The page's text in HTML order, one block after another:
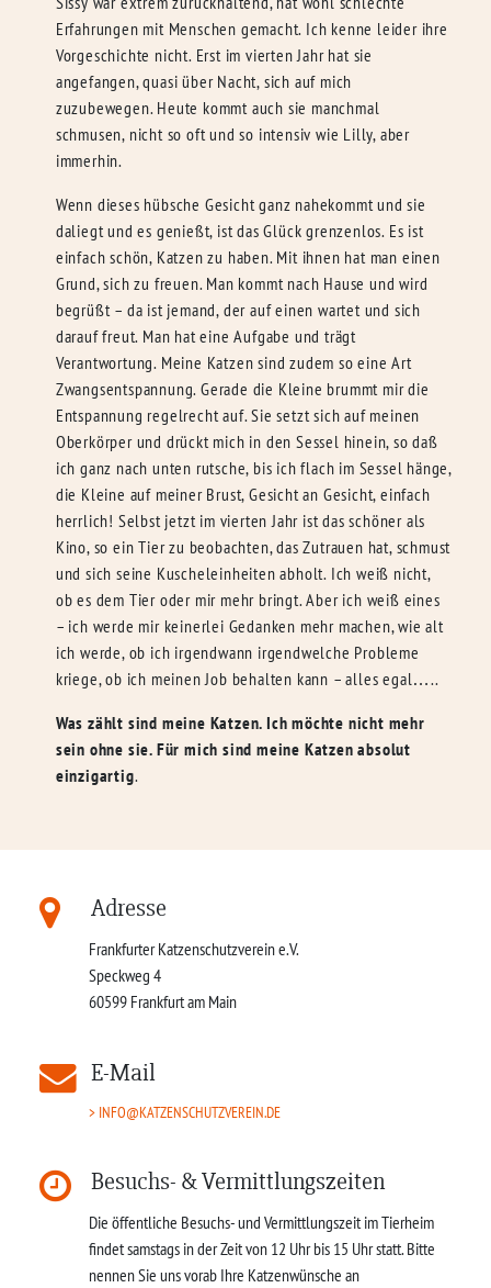
Erfahrungen mit Menschen gemacht. Ich kenne leider ihre
Vorgeschichte nicht. Erst im vierten Jahr hat sie
angefangen, quasi über Nacht, sich auf mich
zuzubewegen. Heute kommt auch sie manchmal
schmusen, nicht so oft und so intensiv wie Lilly, aber
immerhin.
Wenn dieses hübsche Gesicht ganz nahekommt und sie
daliegt und es genießt, ist das Glück grenzenlos. Es ist
einfach schön, Katzen zu haben. Mit ihnen hat man einen
Grund, sich zu freuen. Man kommt nach Hause und wird
begrüßt – da ist jemand, der auf einen wartet und sich
darauf freut. Man hat eine Aufgabe und trägt
Verantwortung. Meine Katzen sind zudem so eine Art
Zwangsentspannung. Gerade die Kleine brummt mir die
Entspannung regelrecht auf. Sie setzt sich auf meinen
Oberkörper und drückt mich in den Sessel hinein, so daß
ich ganz nach unten rutsche, bis ich flach im Sessel hänge,
die Kleine auf meiner Brust, Gesicht an Gesicht, einfach
herrlich! Selbst jetzt im vierten Jahr ist das schöner als
Kino, so ein Tier zu beobachten, das Zutrauen hat, schmust
und sich seine Kuscheleinheiten abholt. Ich weiß nicht,
ob es dem Tier oder mir mehr bringt. Aber ich weiß eines
– ich werde mir keinerlei Gedanken mehr machen, wie alt
ich werde, ob ich irgendwann irgendwelche Probleme
kriege, ob ich meinen Job behalten kann – alles egal…..
Was zählt sind meine Katzen. Ich möchte nicht mehr
sein ohne sie. Für mich sind meine Katzen absolut
einzigartig.
Adresse
Frankfurter Katzenschutzverein e.V.
Speckweg 4
60599 Frankfurt am Main
E-Mail
INFO@KATZENSCHUTZVEREIN.DE
Besuchs- & Vermittlungszeiten
Die öffentliche Besuchs- und Vermittlungszeit im Tierheim
findet samstags in der Zeit von 12 Uhr bis 15 Uhr statt. Bitte
nennen Sie uns vorab Ihre Katzenwünsche an